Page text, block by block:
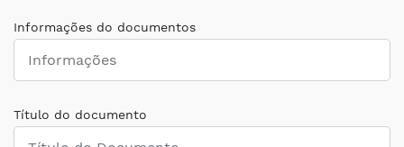
Informações do documentos
Título do documento